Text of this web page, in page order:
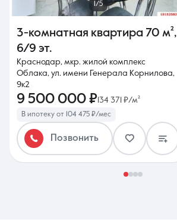
1/5
3-комнатная квартира 70 м²,
6/9 эт.
Краснодар, мкр. жилой комплекс
Облака, ул. имени Генерала Корнилова,
9к2
9 500 000 ₽ 134 371 ₽/м²
В ипотеку от 104 475 ₽/мес
Позвонить